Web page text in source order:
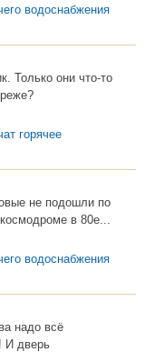
водоснабжения
Только они что-то
горячее
не подошли по
в 80е...
водоснабжения
надо всё
И дверь